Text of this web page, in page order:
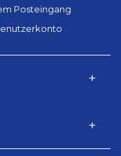
Posteingang